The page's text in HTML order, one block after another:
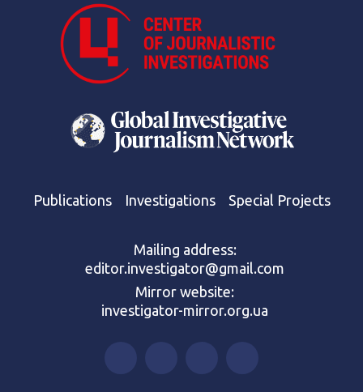
Publications Investigations Special Projects
Mailing address:
editor.investigator@gmail.com
Mirror website:
investigator-mirror.org.ua